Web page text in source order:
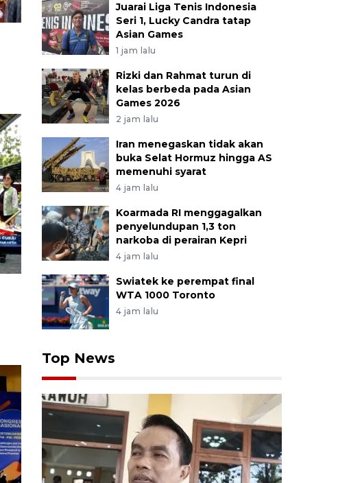
Juarai Liga Tenis Indonesia
Seri 1, Lucky Candra tatap
Asian Games
1 jam lalu
Rizki dan Rahmat turun di
kelas berbeda pada Asian
Games 2026
2 jam lalu
Iran menegaskan tidak akan
buka Selat Hormuz hingga AS
memenuhi syarat
4 jam lalu
Koarmada RI menggagalkan
penyelundupan 1,3 ton
narkoba di perairan Kepri
4 jam lalu
Swiatek ke perempat final
WTA 1000 Toronto
4 jam lalu
Top News